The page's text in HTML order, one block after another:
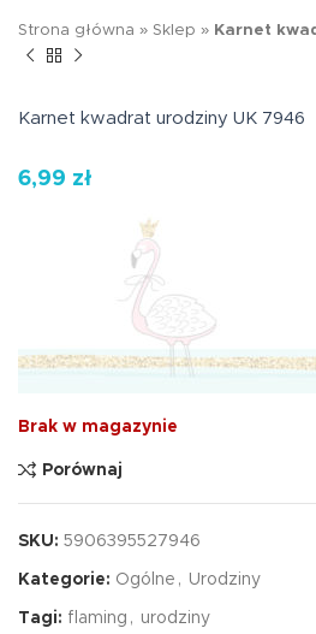
Strona główna » Sklep » Karnet
Karnet kwadrat urodziny UK 7946
6,99 zł
Brak w magazynie
Porównaj
SKU: 5906395527946
Kategorie: Ogólne , Urodziny
Tagi: flaming , urodziny